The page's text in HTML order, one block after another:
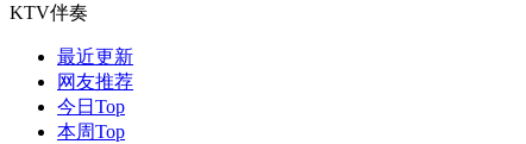
KTV伴奏
最近更新
网友推荐
今日Top
本周Top